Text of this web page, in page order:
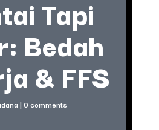
Tapi
Bedah
& FFS
| 0 comments